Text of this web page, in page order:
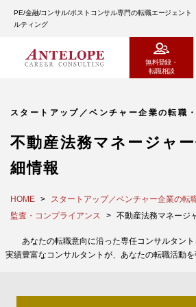
PE/金融/コンサル/ポストコンサル専門の転職エージェン
ルティング
無料登録・
転職相談
スタートアップ／ベンチャー企業の転職
不動産法務マネージャ
細情報
HOME
スタートアップ／ベンチャー企業の転
監査・コンプライアンス
不動産法務マネージ
あなたの転職意向に沿った専任コンサルタント
実績豊富なコンサルタントが、あなたの転職活動を